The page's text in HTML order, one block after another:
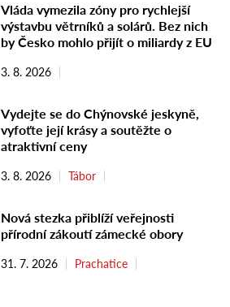
Vláda vymezila zóny pro rychlejší
výstavbu větrníků a solárů. Bez nich
by Česko mohlo přijít o miliardy z EU
3. 8. 2026
Vydejte se do Chýnovské jeskyně,
vyfoťte její krásy a soutěžte o
atraktivní ceny
3. 8. 2026 Tábor
Nová stezka přiblíží veřejnosti
přírodní zákoutí zámecké obory
31. 7. 2026 Prachatice